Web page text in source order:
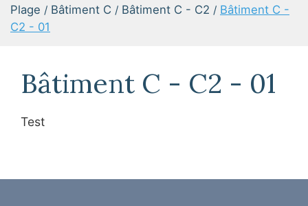
Plage
Bâtiment C Bâtiment C - C2
Bâtiment C -
C2 - 01
Bâtiment C - C2 - 01
Test